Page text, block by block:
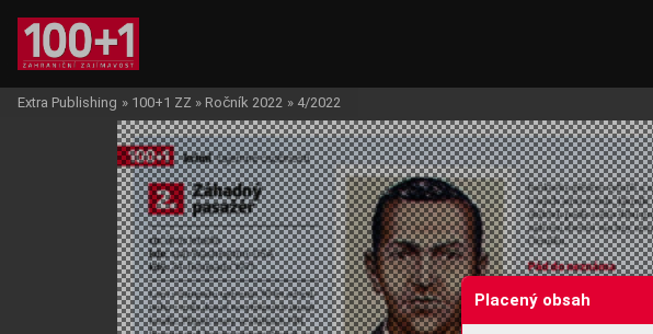
Extra Publishing » 100+1 ZZ » Ročník 2022 » 4/2022
Placený obsah